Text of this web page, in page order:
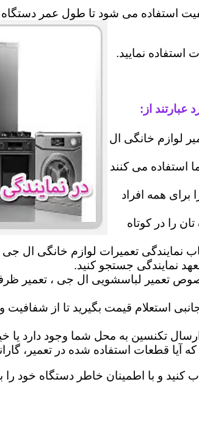
استفاده می شود تا طول عمر دستگاه
نمایید.
عبارتند از:
لوازم خانگی ال
استفاده می کنند
همه افراد
را در کوتاه
نمایندگی تعمیرات لوازم خانگی ال
نمایندگی جستجو کنید.
تعمیر لباسشویی ال جی ، تعمیر
استعلام قیمت بگیرید تا از
تکنسین به محل شما وجود دارد یا
قطعات استفاده شده در تعمیر،
کنید و با اطمینان خاطر دستگاه خود را